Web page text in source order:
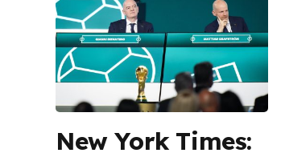
New York Times: